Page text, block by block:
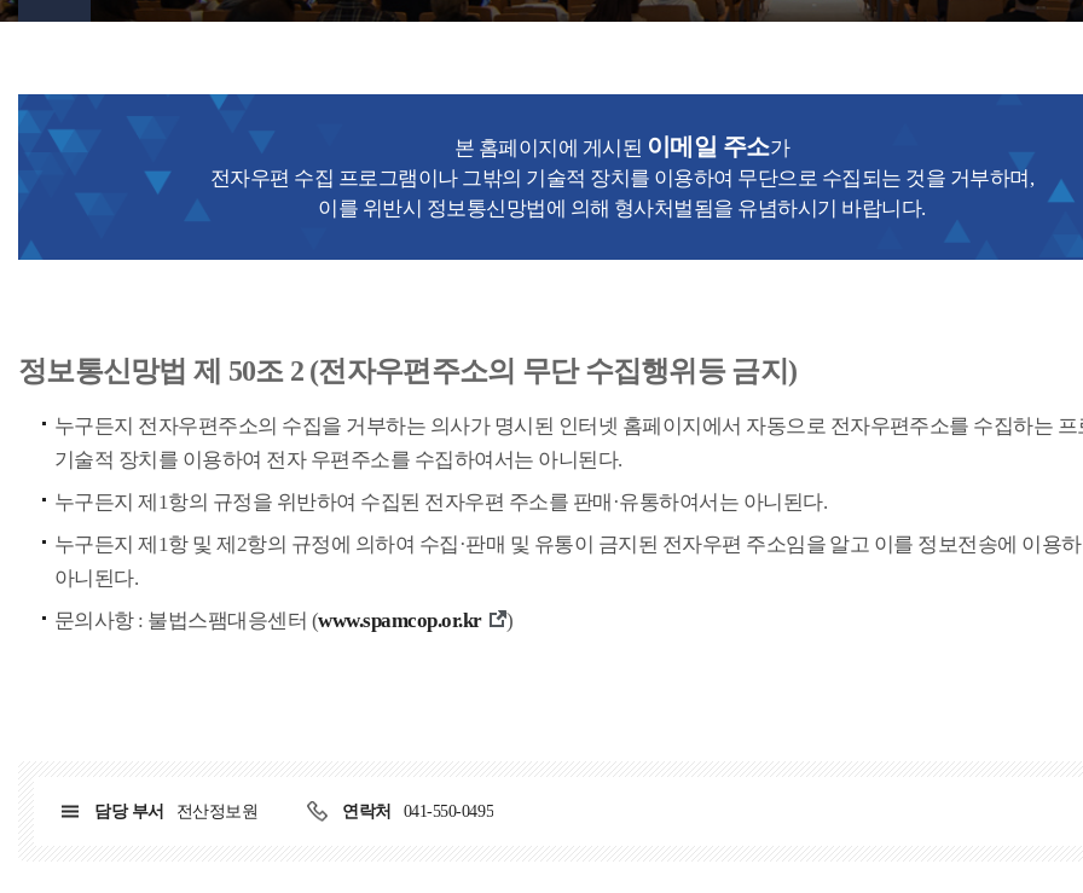
본 홈페이지에 게시된 이메일 주소가
전자우편 수집 프로그램이나 그밖의 기술적 장치를 이용하여 무단으로 수집되는 것을 거부하며,
이를 위반시 정보통신망법에 의해 형사처벌됨을 유념하시기 바랍니다.
정보통신망법 제 50조 2 (전자우편주소의 무단 수집행위등 금지)
누구든지 전자우편주소의 수집을 거부하는 의사가 명시된 인터넷 홈페이지에서 자동으로 전자우편주소를 수집하는
기술적 장치를 이용하여 전자 우편주소를 수집하여서는 아니된다.
누구든지 제1항의 규정을 위반하여 수집된 전자우편 주소를 판매·유통하여서는 아니된다.
누구든지 제1항 및 제2항의 규정에 의하여 수집·판매 및 유통이 금지된 전자우편 주소임을 알고 이를 정보전송에 이용
아니된다.
문의사항 : 불법스팸대응센터 (www.spamcop.or.kr )
담당 부서 전산정보원 연락처 041-550-0495